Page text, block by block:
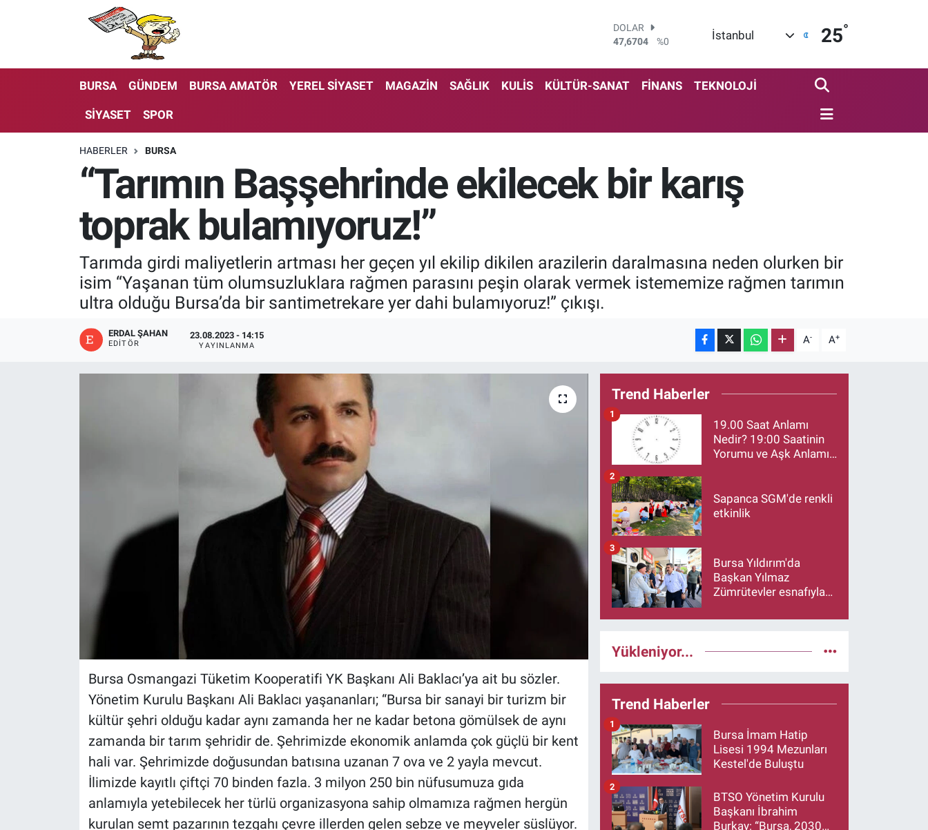
DOLAR
47,6704
%0
55,0406
%-0.08
STERLİN
BITCOIN
64.643,95
%0.16
İstanbul 25°
BURSA GÜNDEM BURSA AMATÖR YEREL SİYASET MAGAZİN SAĞLIK KULİS KÜLTÜR-SANAT FİNANS TEKNOLOJİ
SİYASET SPOR
HABERLER BURSA
“Tarımın Başşehrinde ekilecek bir karış
toprak bulamıyoruz!”
Tarımda girdi maliyetlerin artması her geçen yıl ekilip dikilen arazilerin daralmasına neden olurken bir
isim “Yaşanan tüm olumsuzluklara rağmen parasını peşin olarak vermek istememize rağmen tarımın
ultra olduğu Bursa’da bir santimetrekare yer dahi bulamıyoruz!” çıkışı.
ERDAL ŞAHAN
EDITÖR
23.08.2023 - 14:15
YAYINLANMA A- A+
Bursa Osmangazi Tüketim Kooperatifi YK Başkanı Ali Baklacı’ya ait bu sözler.
Yönetim Kurulu Başkanı Ali Baklacı yaşananları; “Bursa bir sanayi bir turizm bir
kültür şehri olduğu kadar aynı zamanda her ne kadar betona gömülsek de aynı
zamanda bir tarım şehridir de. Şehrimizde ekonomik anlamda çok güçlü bir kent
hali var. Şehrimizde doğusundan batısına uzanan 7 ova ve 2 yayla mevcut.
İlimizde kayıtlı çiftçi 70 binden fazla. 3 milyon 250 bin nüfusumuza gıda
anlamıyla yetebilecek her türlü organizasyona sahip olmamıza rağmen hergün
kurulan semt pazarının tezgahı çevre illerden gelen sebze ve meyveler süslüyor.
Trend Haberler
19.00 Saat Anlamı
Nedir? 19:00 Saatinin
Yorumu ve Aşk Anlamı
1
Sapanca SGM'de renkli
etkinlik
2
Bursa Yıldırım'da
Başkan Yılmaz
Zümrütevler esnafıyla
3
Yükleniyor...
Trend Haberler
Bursa İmam Hatip
Lisesi 1994 Mezunları
Kestel'de Buluştu
1
BTSO Yönetim Kurulu
Başkanı İbrahim
Burkay: “Bursa, 2030
2